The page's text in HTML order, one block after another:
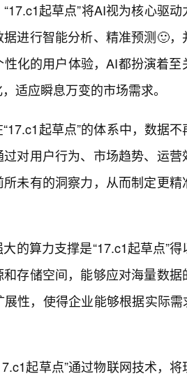
起草点”将AI视为核心驱
进行智能分析、精准预测🙂
化的用户体验，AI都扮演着
适应瞬息万变的市场需求。
起草点”的体系中，数据
对用户行为、市场趋势、运
未有的洞察力，从而制定更
的算力支撑是“17.c1起草点”
存储空间，能够应对海量数据
性，使得企业能够根据实际
起草点”通过物联网技术，